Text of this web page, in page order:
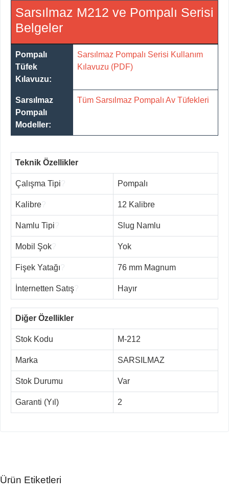
Sarsılmaz M212 ve Pompalı Serisi
Belgeler
Pompalı
Tüfek
Kılavuzu:
Sarsılmaz Pompalı Serisi Kullanım
Kılavuzu (PDF)
Sarsılmaz
Pompalı
Modeller:
Tüm Sarsılmaz Pompalı Av Tüfekleri
Teknik Özellikler
Çalışma Tipi Pompalı
Kalibre 12 Kalibre
Namlu Tipi Slug Namlu
Mobil Şok Yok
Fişek Yatağı 76 mm Magnum
İnternetten Satış Hayır
Diğer Özellikler
Stok Kodu M-212
Marka SARSILMAZ
Stok Durumu Var
Garanti (Yıl) 2
Ürün Etiketleri